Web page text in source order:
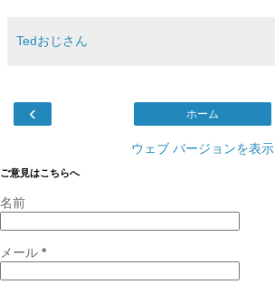
Tedおじさん
‹ ホーム
ウェブ バージョンを表示
ご意見はこちらへ
名前
メール *